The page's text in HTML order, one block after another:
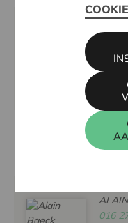
MILLION VOICES,
OP-DEN-BOS
Contactpersoon
016